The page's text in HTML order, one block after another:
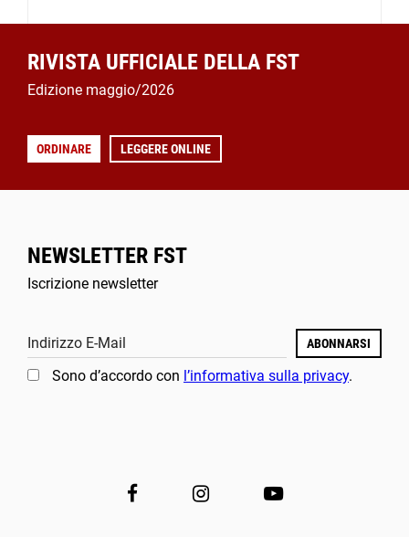
RIVISTA UFFICIALE DELLA FST
Edizione maggio/2026
ORDINARE LEGGERE ONLINE
NEWSLETTER FST
Iscrizione newsletter
Indirizzo E-Mail ABONNARSI
Sono d’accordo con l’informativa sulla privacy.